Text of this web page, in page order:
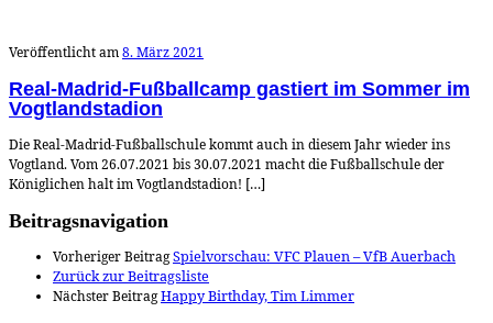
Veröffentlicht am8. März 2021
Real-Madrid-Fußballcamp gastiert im Sommer im
Vogtlandstadion
Die Real-Madrid-Fußballschule kommt auch in diesem Jahr wieder ins
Vogtland. Vom 26.07.2021 bis 30.07.2021 macht die Fußballschule der
Königlichen halt im Vogtlandstadion! […]
Beitragsnavigation
Vorheriger BeitragSpielvorschau: VFC Plauen – VfB Auerbach
Zurück zur Beitragsliste
Nächster BeitragHappy Birthday, Tim Limmer